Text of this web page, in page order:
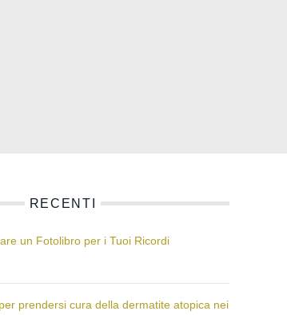
RECENTI
un Fotolibro per i Tuoi Ricordi
prendersi cura della dermatite atopica nei